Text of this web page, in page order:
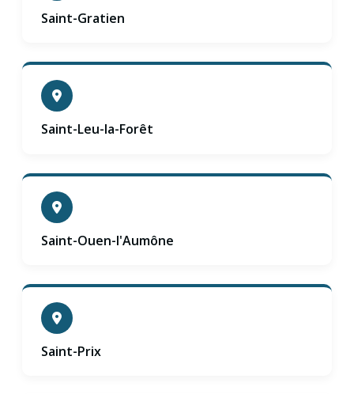
Saint-Gratien
Saint-Leu-la-Forêt
Saint-Ouen-l'Aumône
Saint-Prix